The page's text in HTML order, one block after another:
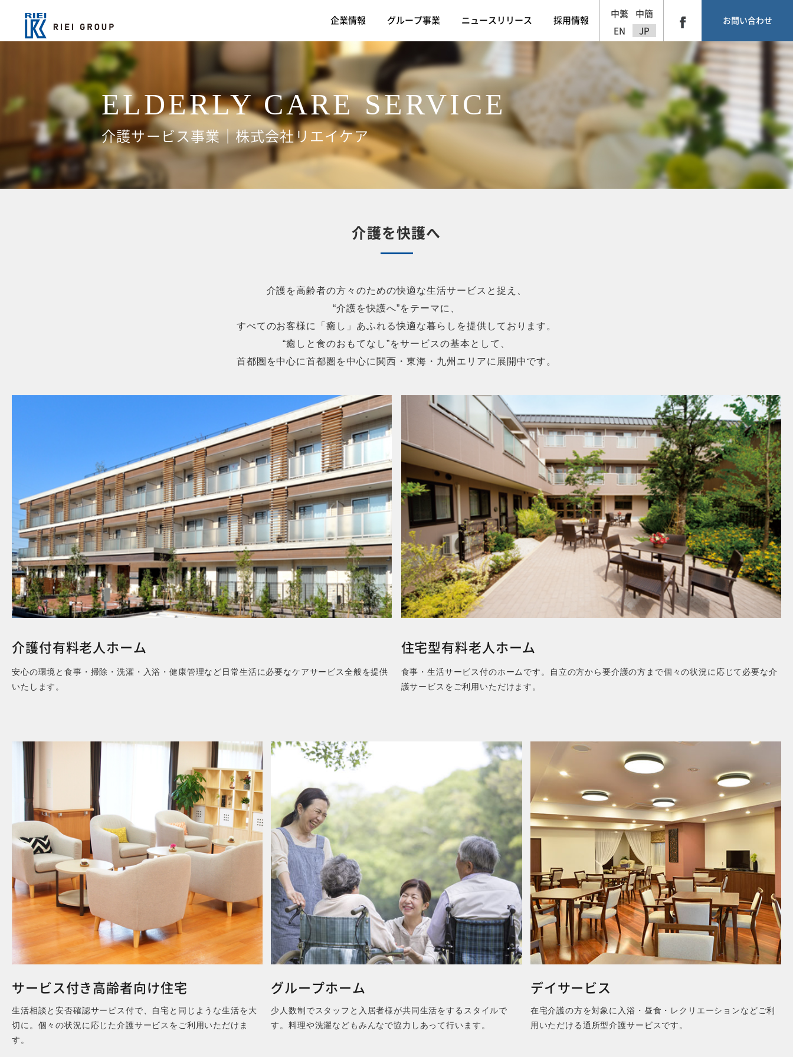
企業情報 グループ事業 ニュースリリース 採用情報
中繁
中簡
EN
JP
お問い合わせ
ELDERLY CARE SERVICE
介護サービス事業｜株式会社リエイケア
介護を快護へ
介護を高齢者の方々のための快適な生活サービスと捉え、
“介護を快護へ”をテーマに、
すべてのお客様に「癒し」あふれる快適な暮らしを提供しております。
“癒しと食のおもてなし”をサービスの基本として、
首都圏を中心に首都圏を中心に関西・東海・九州エリアに展開中です。
MORE
介護付有料老人ホーム
安心の環境と食事・掃除・洗濯・入浴・健康管理など日常生活に必要なケアサービス全般を提供
いたします。
MORE
住宅型有料老人ホーム
食事・生活サービス付のホームです。自立の方から要介護の方まで個々の状況に応じて必要な介
護サービスをご利用いただけます。
MORE
サービス付き高齢者向け住宅
生活相談と安否確認サービス付で、自宅と同じような生活を大
切に。個々の状況に応じた介護サービスをご利用いただけま
す。
MORE
グループホーム
少人数制でスタッフと入居者様が共同生活をするスタイルで
す。料理や洗濯などもみんなで協力しあって行います。
MORE
デイサービス
在宅介護の方を対象に入浴・昼食・レクリエーションなどご利
用いただける通所型介護サービスです。